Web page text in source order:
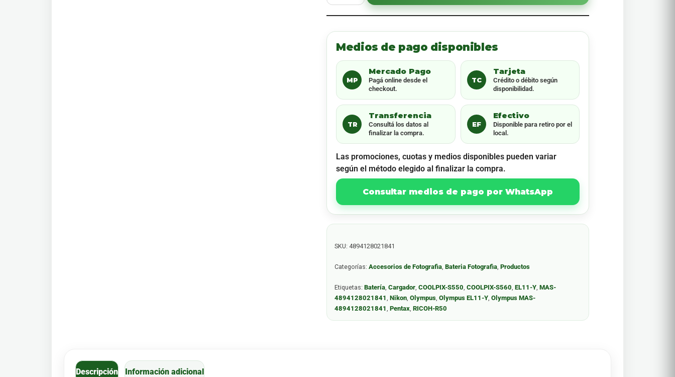
Medios de pago disponibles
MP
Mercado Pago
Pagá online desde el
checkout.
TC
Tarjeta
Crédito o débito según
disponibilidad.
TR
Transferencia
Consultá los datos al
finalizar la compra.
EF
Efectivo
Disponible para retiro por el
local.
Las promociones, cuotas y medios disponibles pueden variar
según el método elegido al finalizar la compra.
Consultar medios de pago por WhatsApp
SKU:4894128021841
Categorías:Accesorios de Fotografia,Bateria Fotografia,Productos
Etiquetas:Batería,Cargador,COOLPIX-S550,COOLPIX-S560,EL11-Y,MAS-
4894128021841,Nikon,Olympus,Olympus EL11-Y,Olympus MAS-
4894128021841,Pentax,RICOH-R50
Descripción Información adicional